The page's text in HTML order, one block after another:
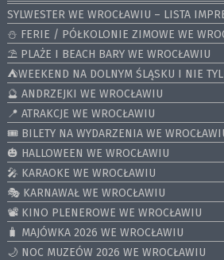
SYLWESTER WE WROCŁAWIU – LISTA
⛄️ FERIE / PÓŁKOLONIE ZIMOWE WE
⛱️ PLAŻE I BEACH BARY WE WROCŁAWIU
⛺️WEEKEND NA DOLNYM ŚLĄSKU I NIE
🔮 ANDRZEJKI WE WROCŁAWIU
📍 ATRAKCJE WE WROCŁAWIU
🎟️ BILETY NA WYDARZENIA WE
🎃 HALLOWEEN WE WROCŁAWIU
🎤 KARAOKE WE WROCŁAWIU
🎭 KARNAWAŁ WE WROCŁAWIU
📽️ KINO PLENEROWE WE WROCŁAWIU
🧳 MAJÓWKA 2026 WE WROCŁAWIU
🌙 NOC MUZEÓW 2026 WE WROCŁAWIU